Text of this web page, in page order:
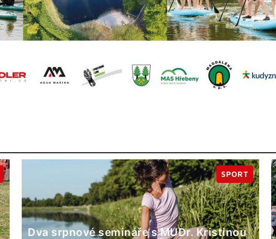
Dva srpnové semináře s MUDr. Kristinou
SPORT